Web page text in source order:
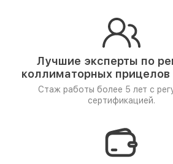
Лучшие эксперты по
коллиматорных прицелов
Стаж работы более 5 лет с
сертификацией.